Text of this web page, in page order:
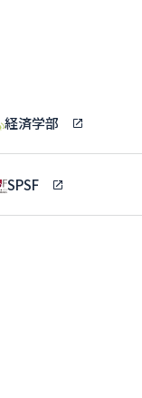
経済学部
SPSF